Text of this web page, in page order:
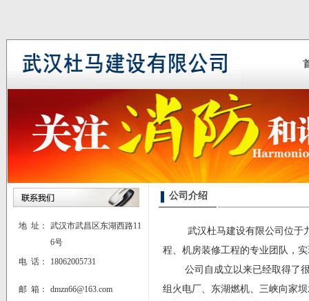
地 址：
武汉市武昌区东湖西路11
6号
电 话：
18062005731
邮 箱： dmzn66@163.com
公司介绍
武汉杜马建设有限公司位于九
程、机房装修工程的专业团队，
公司自成立以来已经取得了很
组火电厂、东湖燃机、三峡向家